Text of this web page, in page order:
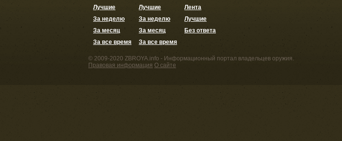
Лучшие
За неделю
За месяц
За все время
Лучшие
За неделю
За месяц
За все время
Лента
Лучшие
Без ответа
© 2009-2020 ZBROYA.info - Информационный портал владельцев оружия.
Правовая информация О сайте